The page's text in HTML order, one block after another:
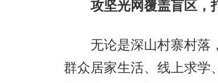
攻坚光网覆盖盲区，
无论是深山村寨村落，
群众居家生活、线上求学